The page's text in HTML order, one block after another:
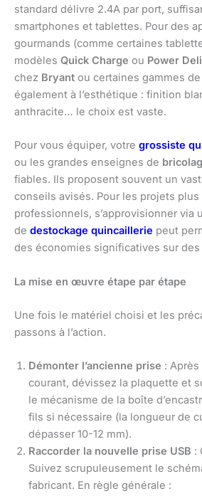
standard délivre 2.4A par port,
smartphones et tablettes. Pour des
gourmands (comme certaines
modèles Quick Charge ou Power
chez Bryant ou certaines gammes de
également à l’esthétique : finition
anthracite… le choix est vaste.
Pour vous équiper, votre grossiste
ou les grandes enseignes de
fiables. Ils proposent souvent un
conseils avisés. Pour les projets
professionnels, s’approvisionner via
de destockage quincaillerie peut
des économies significatives sur
La mise en œuvre étape par étape
Une fois le matériel choisi et les
passons à l’action.
Démonter l’ancienne prise :
courant, dévissez la plaquette et
le mécanisme de la boîte
fils si nécessaire (la longueur de
dépasser 10-12 mm).
Raccorder la nouvelle prise USB :
Suivez scrupuleusement le
fabricant. En règle générale :